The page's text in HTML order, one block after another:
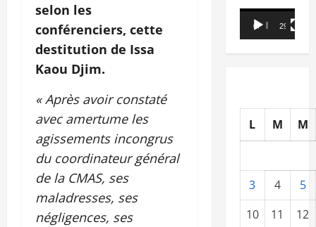
selon les
conférenciers, cette
destitution de Issa
Kaou Djim.
« Après avoir constaté
avec amertume les
agissements incongrus
du coordinateur général
de la CMAS, ses
maladresses, ses
négligences, ses
Lecteur
vidéo
00:00 29:21
L M M
3 4
5
10
11
12